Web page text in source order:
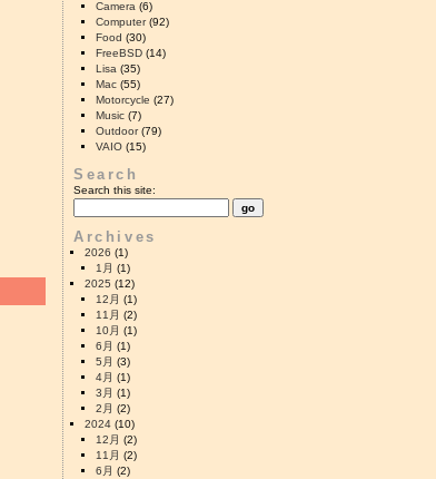
Camera (6)
Computer(92)
Food (30)
FreeBSD (14)
Lisa (35)
Mac (55)
Motorcycle (27)
Music (7)
Outdoor(79)
VAIO (15)
Search
Search this site:
Archives
2026 (1)
1月 (1)
2025 (12)
12月 (1)
11月 (2)
10月 (1)
6月 (1)
5月 (3)
4月 (1)
3月 (1)
2月 (2)
2024 (10)
12月 (2)
11月 (2)
6月 (2)